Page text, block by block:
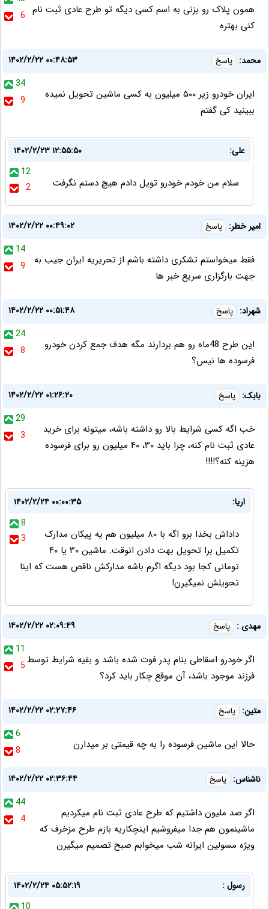
6 همون پلاک رو بزنی به اسم کسی دیگه تو طرح عادی ثبت نام
کنی بهتره
محمد: پاسخ
۱۴۰۲/۲/۲۲ ۰۰:۴۸:۵۳
34
9
ایران خودرو زیر ۵۰۰ میلیون به کسی ماشین تحویل نمیده
ببینید کی گفتم
علی:
۱۴۰۲/۲/۲۳ ۱۲:۵۵:۵۰
12
2
سلام من خودم خودرو تویل دادم هیچ دستم نگرفت
امیر خطر: پاسخ
۱۴۰۲/۲/۲۲ ۰۰:۴۹:۰۲
14
9
فقط میخواستم تشکری داشته باشم از تحریریه ایران جیب به
جهت بارگزاری سریع خبر ها
شهراد: پاسخ
۱۴۰۲/۲/۲۲ ۰۰:۵۱:۴۸
24
8
این طرح 48ماه رو هم بردارند مگه هدف جمع کردن خودرو
فرسوده ها نیس؟
بابک: پاسخ
۱۴۰۲/۲/۲۲ ۰۱:۲۶:۲۰
29
3
خب اگه کسی شرایط بالا رو داشته باشه، میتونه برای خرید
عادی ثبت نام کنه، چرا باید ۳۰، ۴۰ میلیون رو برای فرسوده
هزینه کنه؟!!!!
اریا:
۱۴۰۲/۲/۲۴ ۰۰:۰۰:۳۵
8
3
داداش بخدا برو اگه با ۸۰ میلیون هم یه پیکان مدارک
تکمیل برا تحویل بهت دادن انوقت. ماشین ۳۰ یا ۴۰
تومانی کجا بود دیگه اگرم باشه مدارکش ناقص هست که اینا
تحویلش نمیگیرن!
مهدی : پاسخ
۱۴۰۲/۲/۲۲ ۰۲:۰۹:۴۹
11
5اگر خودرو اسقاطی بنام پدر فوت شده باشد و بقیه شرایط توسط
فرزند موجود باشد، آن موقع چکار باید کرد؟
متین: پاسخ
۱۴۰۲/۲/۲۲ ۰۲:۲۷:۴۶
6
8
حالا این ماشین فرسوده را به چه قیمتی بر میدارن
ناشناس: پاسخ
۱۴۰۲/۲/۲۲ ۰۲:۳۶:۴۴
44
4
اگر صد ملیون داشتیم که طرح عادی ثبت نام میکردیم
ماشینمون هم جدا میفروشیم اینچکاریه بازم طرح مزخرف که
ویژه مسولین ایرانه شب میخوابم صبح تصمیم میگیرن
رسول :
۱۴۰۲/۲/۲۴ ۰۵:۵۲:۱۹